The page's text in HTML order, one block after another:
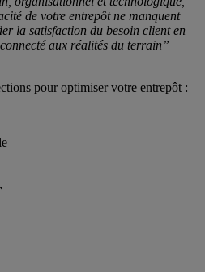
de votre entrepôt ne manquent
la satisfaction du besoin client en
aux réalités du terrain”
pour optimiser votre entrepôt :